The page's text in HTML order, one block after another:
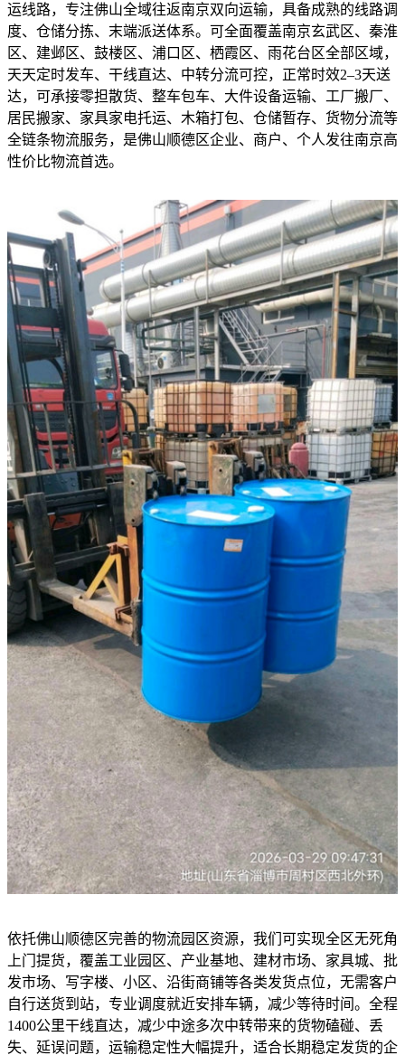
运线路，专注佛山全域往返南京双向运输，具备成熟的线路调
度、仓储分拣、末端派送体系。可全面覆盖南京玄武区、秦淮
区、建邺区、鼓楼区、浦口区、栖霞区、雨花台区全部区域，
天天定时发车、干线直达、中转分流可控，正常时效2–3天送
达，可承接零担散货、整车包车、大件设备运输、工厂搬厂、
居民搬家、家具家电托运、木箱打包、仓储暂存、货物分流等
全链条物流服务，是佛山顺德区企业、商户、个人发往南京高
性价比物流首选。
依托佛山顺德区完善的物流园区资源，我们可实现全区无死角
上门提货，覆盖工业园区、产业基地、建材市场、家具城、批
发市场、写字楼、小区、沿街商铺等各类发货点位，无需客户
自行送货到站，专业调度就近安排车辆，减少等待时间。全程
1400公里干线直达，减少中途多次中转带来的货物磕碰、丢
失、延误问题，运输稳定性大幅提升，适合长期稳定发货的企